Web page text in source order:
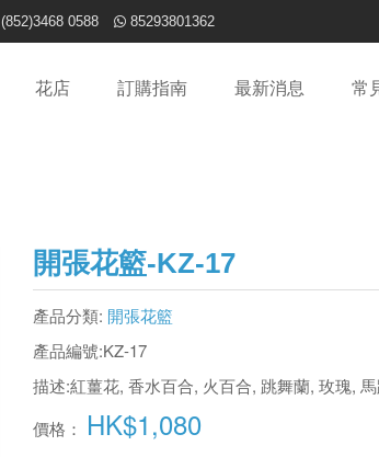
(852)3468 0588 85293801362
花店 訂購指南 最新消息 常
開張花籃-KZ-17
產品分類: 開張花籃
產品編號:KZ-17
描述:紅薑花, 香水百合, 火百合, 跳舞蘭, 玫瑰,
價格： HK$1,080